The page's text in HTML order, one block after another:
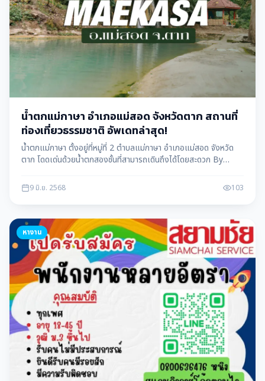
น้ำตกแม่กาษา อำเภอแม่สอด จังหวัดตาก สถานที่
ท่องเที่ยวธรรมชาติ อัพเดทล่าสุด!
น้ำตกแม่กาษา ตั้งอยู่ที่หมู่ที่ 2 ตำบลแม่กาษา อำเภอแม่สอด จังหวัด
ตาก โดดเด่นด้วยน้ำตกสองชั้นที่สามารถเดินถึงได้โดยสะดวก By
9 มิ.ย. 2568 103
หางาน